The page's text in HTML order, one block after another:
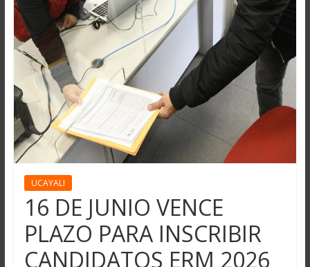
UCAYALI
16 DE JUNIO VENCE
PLAZO PARA INSCRIBIR
CANDIDATOS ERM 2026